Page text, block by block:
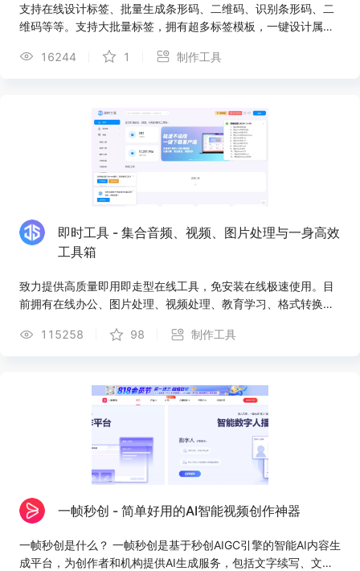
支持在线设计标签、批量生成条形码、二维码、识别条形码、二
维码等等。支持大批量标签，拥有超多标签模板，一键设计属于
元素。标签设计就选易条形！
16244 1 制作工具
即时工具 - 集合音频、视频、图片处理与一身高效
工具箱
致力提供高质量即用即走型在线工具，免安装在线极速使用。目
前拥有在线办公、图片处理、视频处理、教育学习、格式转换、
良好的工作、学习体验，在线工具就上即时工具！
115258 98 制作工具
一帧秒创 - 简单好用的AI智能视频创作神器
一帧秒创是什么？ 一帧秒创是基于秒创AIGC引擎的智能AI内容生
成平台，为创作者和机构提供AI生成服务，包括文字续写、文字